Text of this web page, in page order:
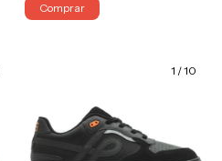
Comprar
1 /10